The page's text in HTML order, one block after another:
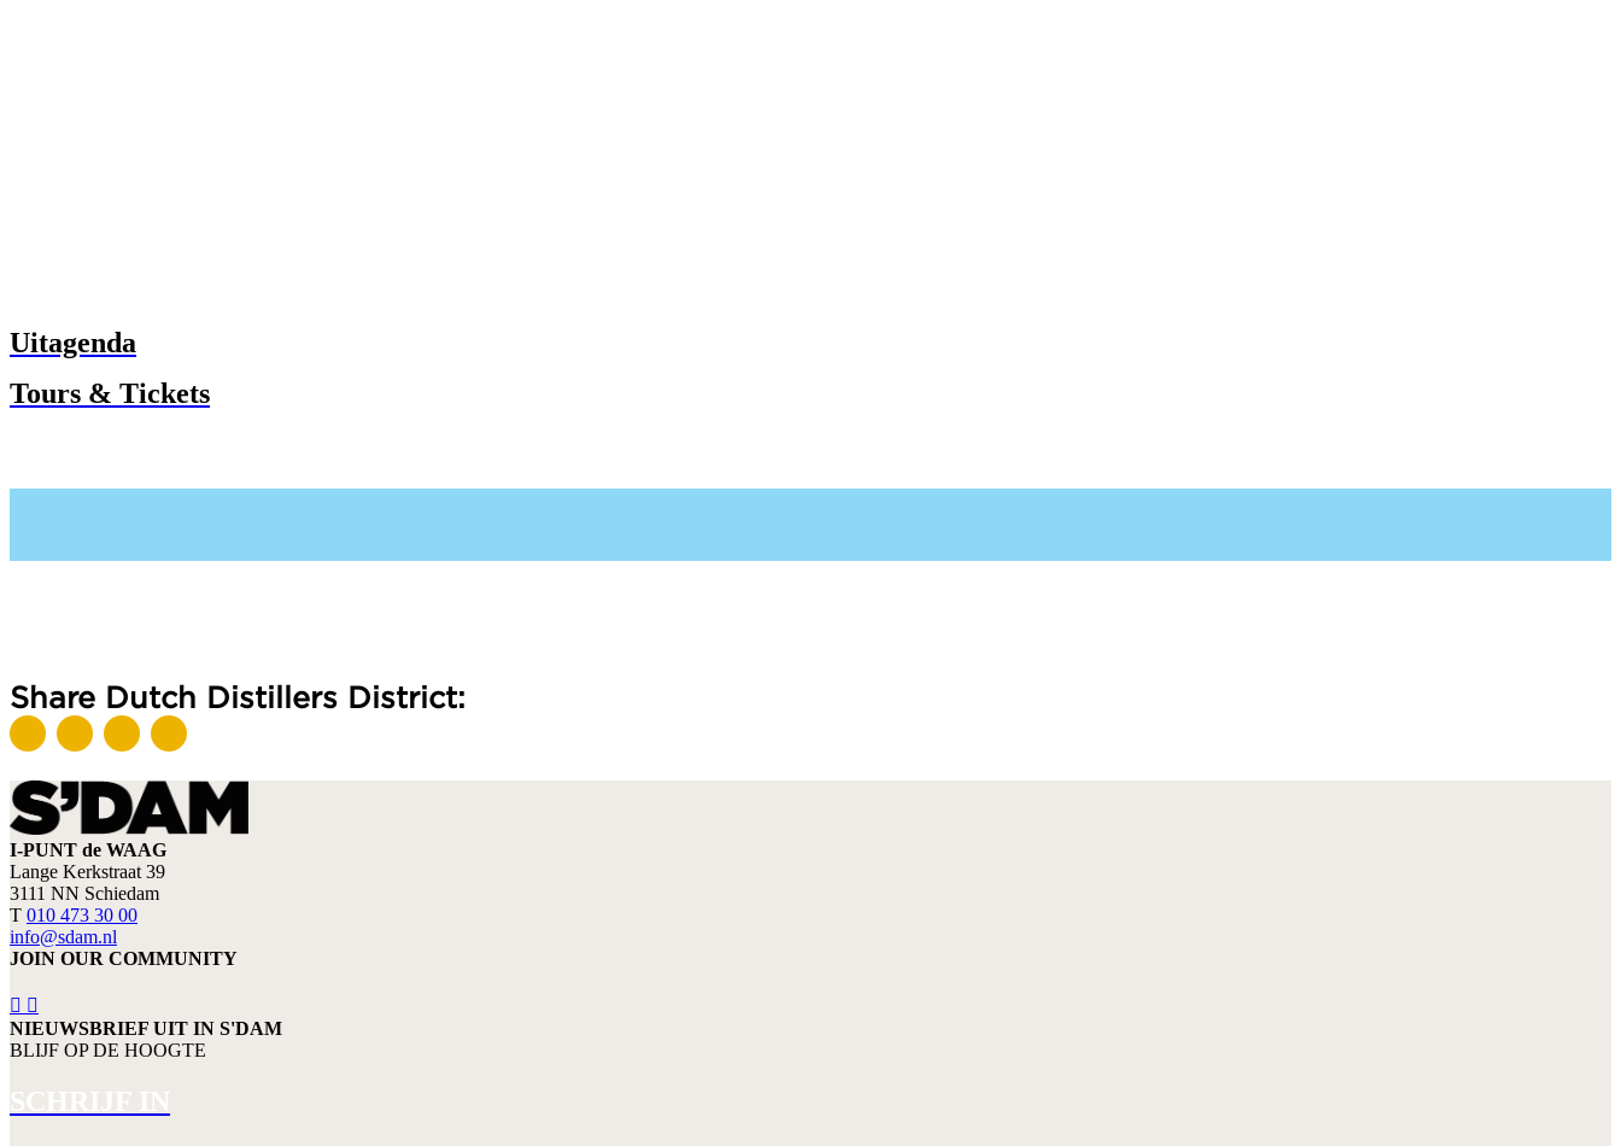
Uitagenda
Tours & Tickets
Share Dutch Distillers District:
I-PUNT de WAAG
Lange Kerkstraat 39
3111 NN Schiedam
T 010 473 30 00
info@sdam.nl
JOIN OUR COMMUNITY
NIEUWSBRIEF UIT IN S'DAM
BLIJF OP DE HOOGTE
SCHRIJF IN